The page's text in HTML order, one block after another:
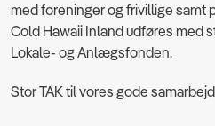
med foreninger og frivillige samt
Cold Hawaii Inland udføres med
Lokale- og Anlægsfonden.
Stor TAK til vores gode